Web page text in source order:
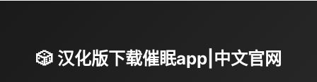
🎲 汉化版下载催眠app|中文官网